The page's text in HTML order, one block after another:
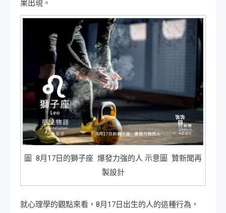
果出現。
圖 8月17日的獅子座 爆發力強的人 示意圖 贊新聞再
製設計
就心理學的觀點來看，8月17日出生的人的這種行為，